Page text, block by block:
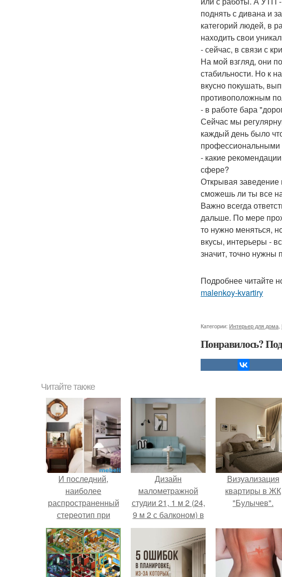
поднять с дивана и
категорий людей, в
находить свои
- сейчас, в связи с
На мой взгляд, они
стабильности. Но к
вкусно покушать,
противоположным
- в работе бара
Сейчас мы
каждый день было
профессиональными
- какие
сфере?
Открывая заведение
сможешь ли ты все
Важно всегда
дальше. По мере
то нужно меняться,
вкусы, интерьеры -
значит, точно нужны
Подробнее читайте
malenkoy-kvartiry
Категории: Интерьер для дома
Понравилось?
Читайте также
И последний,
наиболее
распространенный
стереотип при
оформлении
домашнего
интерьера -
стремление к
Дизайн
малометражной
студии 21, 1 м 2 (24,
9 м 2 с балконом) в
Краснодаре.
Визуализация
квартиры в ЖК
"Булычев".